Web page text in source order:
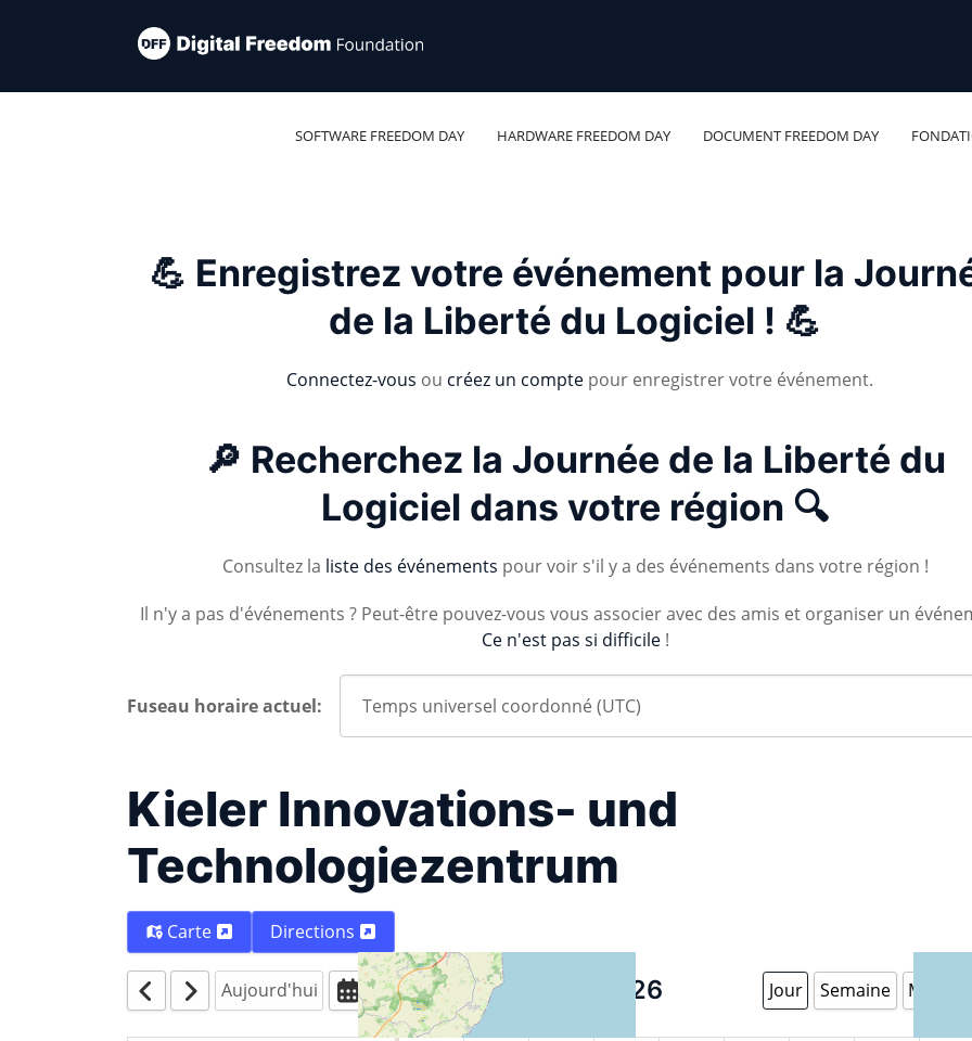
SOFTWARE FREEDOM DAY HARDWARE FREEDOM DAY DOCUMENT FREEDOM DAY
💪 Enregistrez votre événement pour la
de la Liberté du Logiciel ! 💪
Connectez-vous ou créez un comptepour enregistrer votre événement.
🔎 Recherchez la Journée de la Liberté du
Logiciel dans votre région 🔍
Consultez la liste des événements pour voir s'il y a des événements dans votre région !
Il n'y a pas d'événements ? Peut-être pouvez-vous vous associer avec des amis et organiser un
Ce n'est pas si difficile!
Fuseau horaire actuel:
Kieler Innovations- und
Technologiezentrum
Carte Directions
Aujourd'hui Août 7 2026 Jour Semaine Mois